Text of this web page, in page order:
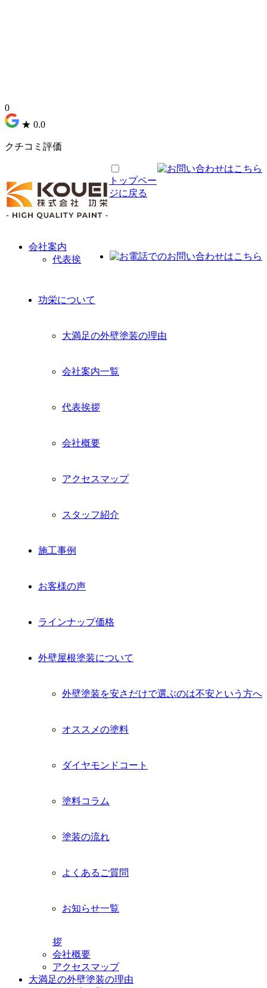
0
★ 0.0
クチコミ評価
功栄について
大満足の外壁塗装の理由
会社案内一覧
代表挨拶
会社概要
アクセスマップ
スタッフ紹介
施工事例
お客様の声
ラインナップ価格
外壁屋根塗装について
外壁塗装を安さだけで選ぶのは不安という方へ
オススメの塗料
ダイヤモンドコート
塗料コラム
塗装の流れ
よくあるご質問
お知らせ一覧
トップペー
ジに戻る
会社案内
代表挨
拶
会社概要
アクセスマップ
大満足の外壁塗装の理由